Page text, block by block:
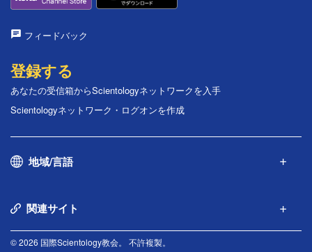
フィードバック
登録する
あなたの受信箱からScientologyネットワークを入手
Scientologyネットワーク・ログオンを作成
地域/言語
関連サイト
© 2026 国際Scientology教会。 不許複製。